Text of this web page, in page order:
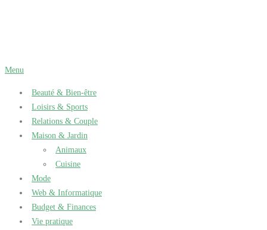
Menu
Beauté & Bien-être
Loisirs & Sports
Relations & Couple
Maison & Jardin
Animaux
Cuisine
Mode
Web & Informatique
Budget & Finances
Vie pratique